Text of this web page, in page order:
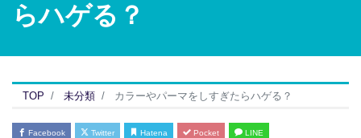
らハゲる？
TOP 未分類 カラーやパーマをしすぎたらハゲる？
Facebook Twitter Hatena Pocket LINE